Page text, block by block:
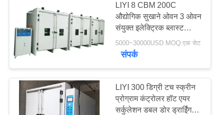
LIYI 8 CBM 200C
औद्योगिक सुखाने ओवन 3 ओवन
संयुक्त इलेक्ट्रिक ब्लास्ट
सुखाने ओवन
5000~30000USD MOQ:एक सेट
संपर्क
LIYI 300 डिग्री टच स्क्रीन
प्रोग्राम कंट्रोलर हॉट एयर
सर्कुलेशन डबल डोर ड्राईिंग